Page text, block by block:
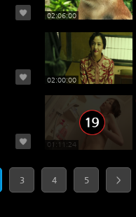
02:06:00
02:00:00
01:11:24
3 4 5 >